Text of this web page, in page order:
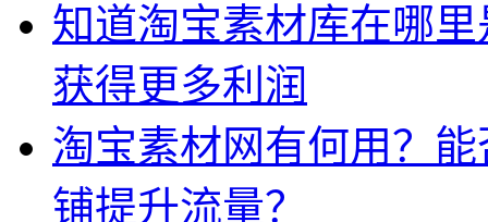
知道淘宝素材库在哪
获得更多利润
淘宝素材网有何用？
铺提升流量？